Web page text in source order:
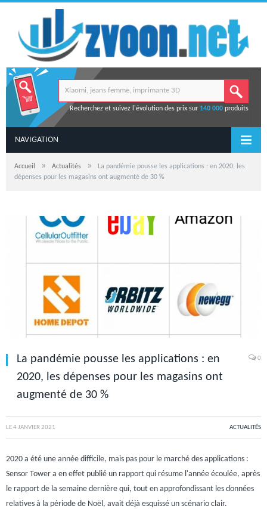
Recherchez et suivez l'évolution des prix sur 140 000produits
NAVIGATION
Accueil » Actualités »
La pandémie pousse les applications : en 2020, les
dépenses pour les magasins ont augmenté de 30 %
La pandémie pousse les applications : en
2020, les dépenses pour les magasins ont
augmenté de 30 %
0
LE4 JANVIER 2021 ACTUALITÉS
2020 a été une année difficile, mais pas pour le marché des applications :
Sensor Tower a en effet publié un rapport qui résume l'année écoulée, après
le rapport de la semaine dernière qui, tout en approfondissant les données
relatives à la période de Noël, avait déjà esquissé un scénario clair.